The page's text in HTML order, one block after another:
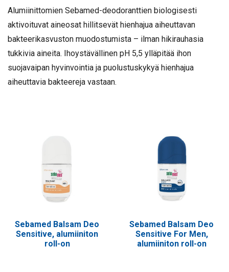
Alumiinittomien Sebamed-deodoranttien biologisesti
aktivoituvat aineosat hillitsevät hienhajua aiheuttavan
bakteerikasvuston muodostumista – ilman hikirauhasia
tukkivia aineita. Ihoystävällinen pH 5,5 ylläpitää ihon
suojavaipan hyvinvointia ja puolustuskykyä hienhajua
aiheuttavia bakteereja vastaan.
Sebamed Balsam Deo
Sensitive, alumiiniton
roll-on
Sebamed Balsam Deo
Sensitive For Men,
alumiiniton roll-on